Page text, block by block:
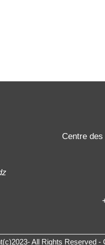
Centre
All Rights Reserved -